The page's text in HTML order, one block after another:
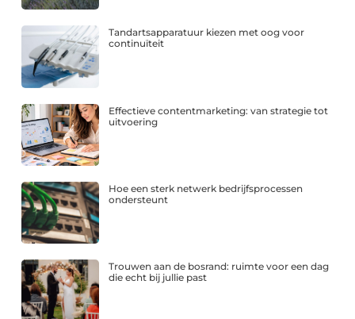
Tandartsapparatuur kiezen met oog voor
continuïteit
Effectieve contentmarketing: van strategie tot
uitvoering
Hoe een sterk netwerk bedrijfsprocessen
ondersteunt
Trouwen aan de bosrand: ruimte voor een dag
die echt bij jullie past